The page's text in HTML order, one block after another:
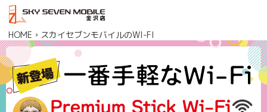
HOME スカイセブンモバイルのWI-FI